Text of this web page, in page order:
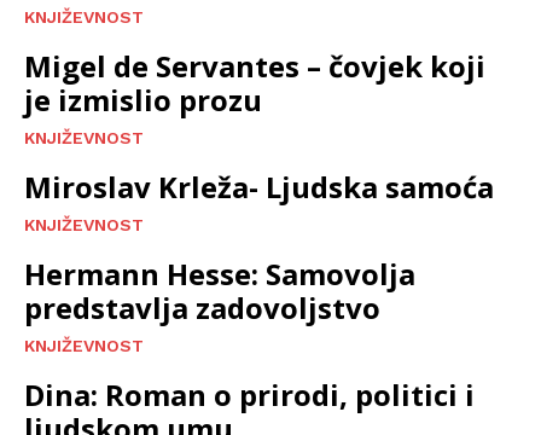
KNJIŽEVNOST
Migel de Servantes – čovjek koji
je izmislio prozu
KNJIŽEVNOST
Miroslav Krleža- Ljudska samoća
KNJIŽEVNOST
Hermann Hesse: Samovolja
predstavlja zadovoljstvo
KNJIŽEVNOST
Dina: Roman o prirodi, politici i